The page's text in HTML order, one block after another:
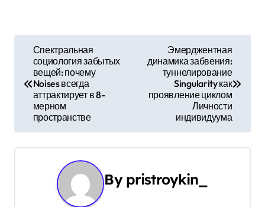
г
Спектральная
социология забытых
вещей: почему
Noises всегда
аттрактирует в 8-
мерном
пространстве
Эмерджентная
динамика забвения:
туннелирование
Singularity как
проявление циклом
Личности
индивидуума
By pristroykin_